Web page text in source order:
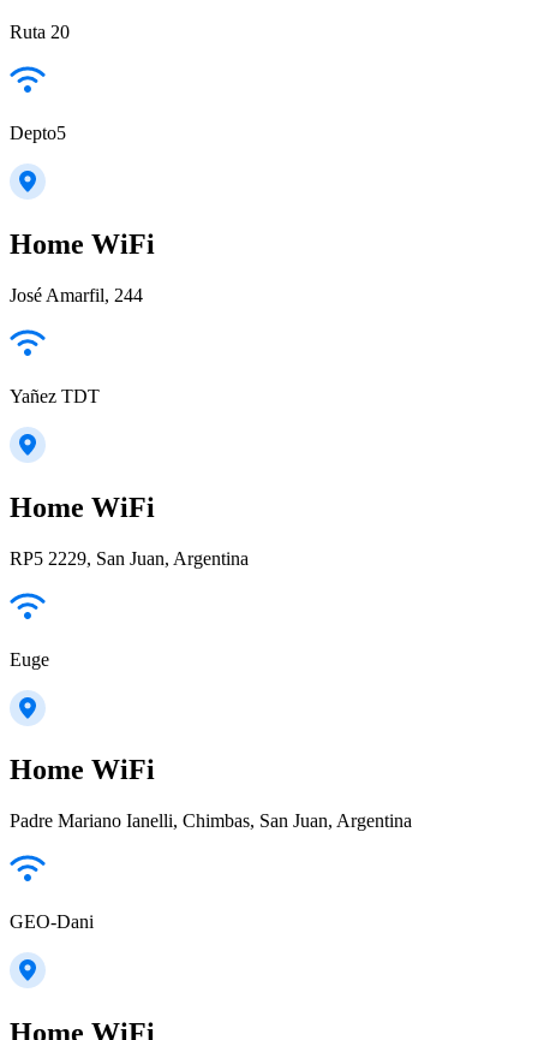
Ruta 20
Depto5
Home WiFi
José Amarfil, 244
Yañez TDT
Home WiFi
RP5 2229, San Juan, Argentina
Euge
Home WiFi
Padre Mariano Ianelli, Chimbas, San Juan, Argentina
GEO-Dani
Home WiFi